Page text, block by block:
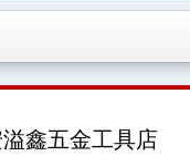
鑫五金工具店